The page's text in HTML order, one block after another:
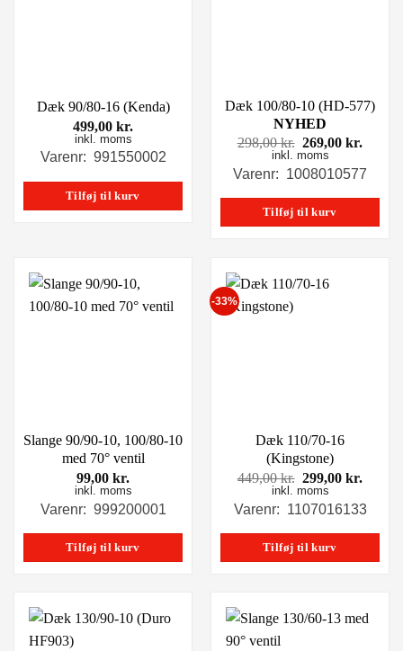
Dæk 90/80-16 (Kenda)
499,00 kr.
inkl. moms
Varenr: 991550002
Tilføj til kurv
Dæk 100/80-10 (HD-577)
NYHED
298,00kr. Den
oprindelige
pris
298,00 kr..
269,00kr.
pris
inkl. moms
Varenr: 1008010577
Tilføj til kurv
Slange 90/90-10, 100/80-10
med 70° ventil
99,00 kr.
inkl. moms
Varenr: 999200001
Tilføj til kurv
-33%
Dæk 110/70-16
(Kingstone)
449,00kr. Den
oprindelige
pris
449,00 kr..
299,00kr.
pris
inkl. moms
Varenr: 1107016133
Tilføj til kurv